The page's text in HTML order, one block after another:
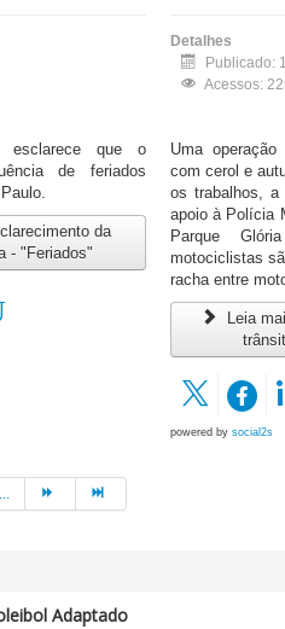
esclarece que o
de feriados
da
- "Feriados"
Detalhes
Publicado:
Acessos:
Uma
com cerol e
os trabalhos, a
apoio à Polícia
Parque
motociclistas
racha entre
Leia
powered by social2s
...
Adaptado